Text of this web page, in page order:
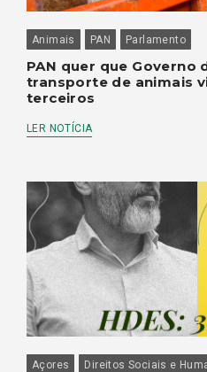
Animais PAN Parlamento
PAN quer que Governo
transporte de animais
terceiros
LER NOTÍCIA
Açores Direitos Sociais e